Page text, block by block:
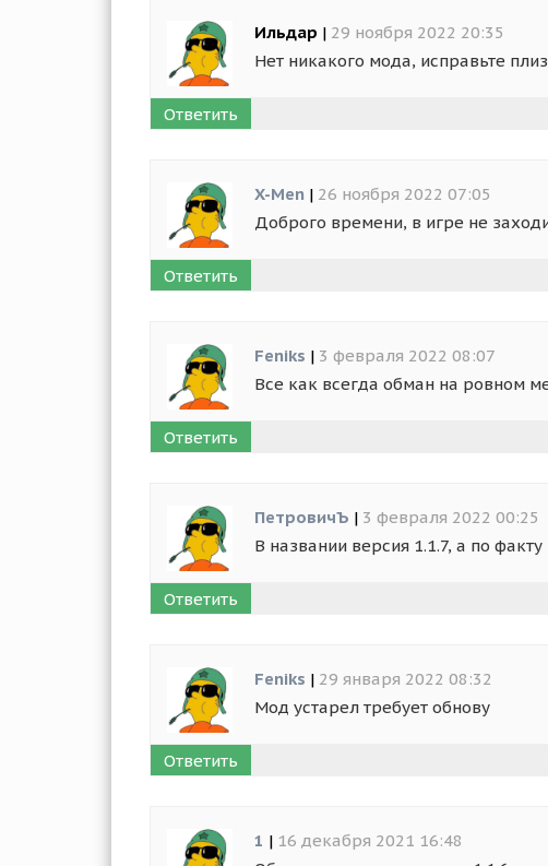
Ильдар | 29 ноября 2022 20:35
Нет никакого мода, исправьте
Ответить
X-Men | 26 ноября 2022 07:05
Доброго времени, в игре не
Ответить
Feniks | 3 февраля 2022 08:07
Все как всегда обман на ровном
Ответить
ПетровичЪ | 3 февраля 2022 00:25
В названии версия 1.1.7, а по
Ответить
Feniks | 29 января 2022 08:32
Мод устарел требует обнову
Ответить
1 | 16 декабря 2021 16:48